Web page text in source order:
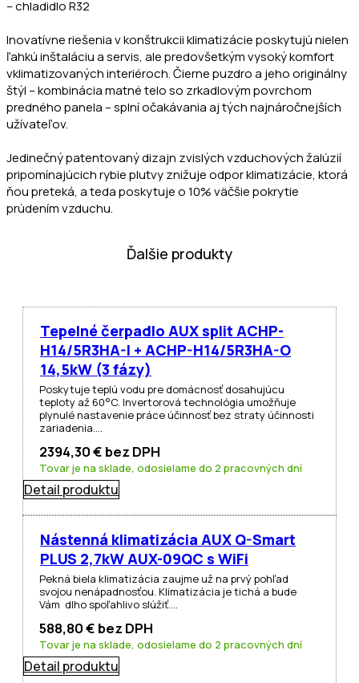
– chladidlo R32
Inovatívne riešenia v konštrukcii klimatizácie poskytujú nielen
ľahkú inštaláciu a servis, ale predovšetkým vysoký komfort
vklimatizovaných interiéroch. Čierne puzdro a jeho originálny
štýl – kombinácia matné telo so zrkadlovým povrchom
predného panela – splní očakávania aj tých najnáročnejších
užívateľov.
Jedinečný patentovaný dizajn zvislých vzduchových žalúzií
pripomínajúcich rybie plutvy znižuje odpor klimatizácie, ktorá
ňou preteká, a teda poskytuje o 10% väčšie pokrytie
prúdením vzduchu.
Ďalšie produkty
Tepelné čerpadlo AUX split ACHP-
H14/5R3HA-I + ACHP-H14/5R3HA-O
14,5kW (3 fázy)
Poskytuje teplú vodu pre domácnosť dosahujúcu
teploty až 60°C. Invertorová technológia umožňuje
plynulé nastavenie práce účinnosť bez straty účinnosti
zariadenia.…
2394,30€ bez DPH
Tovar je na sklade, odosielame do 2 pracovných dní
Detail produktu
Nástenná klimatizácia AUX Q-Smart
PLUS 2,7kW AUX-09QC s WiFi
Pekná biela klimatizácia zaujme už na prvý pohľad
svojou nenápadnosťou. Klimatizácia je tichá a bude
Vám dlho spoľahlivo slúžiť.…
588,80€ bez DPH
Tovar je na sklade, odosielame do 2 pracovných dní
Detail produktu